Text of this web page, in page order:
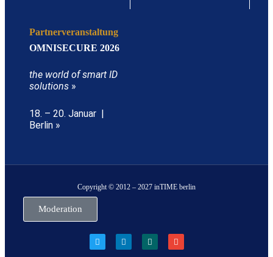
Partnerveranstaltung
OMNISECURE 2026
the world of smart ID
solutions »
18. – 20. Januar |
Berlin »
Copyright © 2012 – 2027 inTIME berlin
Moderation